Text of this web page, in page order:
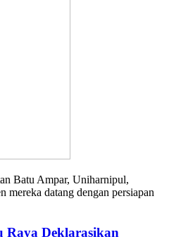
Batu Ampar, Uniharnipul,
mereka datang dengan persiapan
Raya Deklarasikan